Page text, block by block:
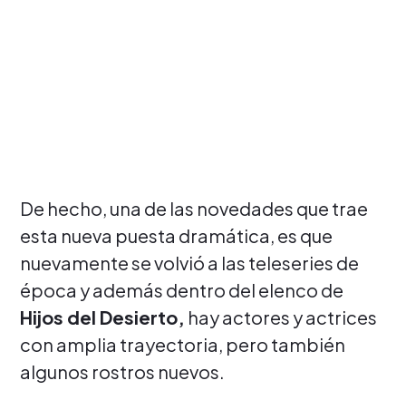
De hecho, una de las novedades que trae
esta nueva puesta dramática, es que
nuevamente se volvió a las teleseries de
época y además dentro del elenco de
Hijos del Desierto, hay actores y actrices
con amplia trayectoria, pero también
algunos rostros nuevos.